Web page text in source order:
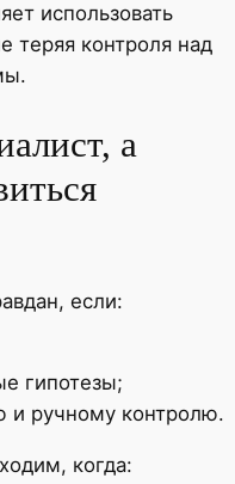
использовать
теряя контроля над
а
если:
гипотезы;
и ручному контролю.
когда: